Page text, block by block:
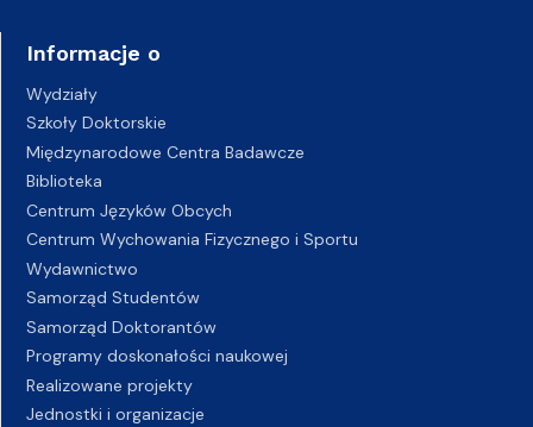
Informacje o
Wydziały
Szkoły Doktorskie
Międzynarodowe Centra Badawcze
Biblioteka
Centrum Języków Obcych
Centrum Wychowania Fizycznego i Sportu
Wydawnictwo
Samorząd Studentów
Samorząd Doktorantów
Programy doskonałości naukowej
Realizowane projekty
Jednostki i organizacje